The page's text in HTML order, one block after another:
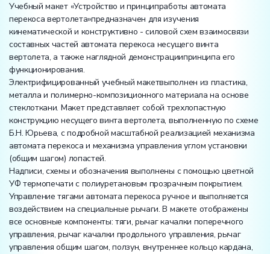
Учебный макет «Устройство и принципработы автомата
перекоса вертолета»предназначен для изучения
кинематической и конструктивно - силовой схем взаимосвязи
составных частей автомата перекоса несущего винта
вертолета, а также наглядной демонстрациипринципа его
функционирования.
Электрифицированный учебный макетвыполнен из пластика,
металла и полимерно-композиционного материала на основе
стеклоткани. Макет представляет собой трехлопастную
конструкцию несущего винта вертолета, выполненную по схеме
Б.Н. Юрьева, с подробной масштабной реализацией механизма
автомата перекоса и механизма управления углом установки
(общим шагом) лопастей.
Надписи, схемы и обозначения выполнены с помощью цветной
УФ термопечати с полиуретановым прозрачным покрытием.
Управление тягами автомата перекоса ручное и выполняется
воздействием на специальные рычаги. В макете отображены
все основные компоненты: тяги, рычаг качалки поперечного
управления, рычаг качалки продольного управления, рычаг
управления общим шагом, ползун, внутреннее кольцо кардана,